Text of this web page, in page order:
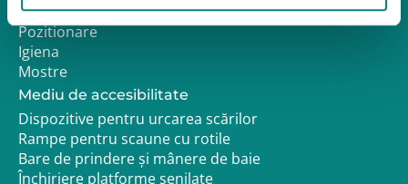
Reabilitare
Pozitionare
Igiena
Mostre
Mediu de accesibilitate
Dispozitive pentru urcarea scărilor
Rampe pentru scaune cu rotile
Bare de prindere și mânere de baie
Închiriere platforme șenilate